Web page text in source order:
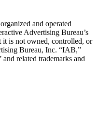
and operated
Advertising Bureau’s
it is not owned, controlled, or
Bureau, Inc. “IAB,”
related trademarks and